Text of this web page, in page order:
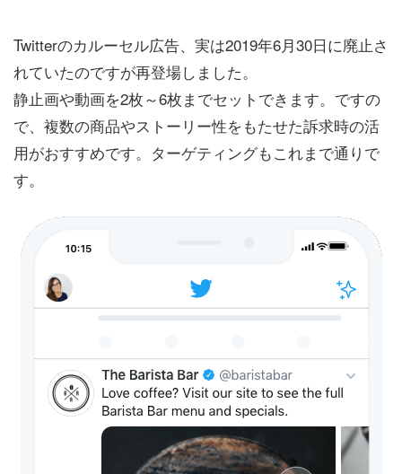
Twitterのカルーセル広告、実は2019年6月30日に廃止さ
れていたのですが再登場しました。
静止画や動画を2枚～6枚までセットできます。ですの
で、複数の商品やストーリー性をもたせた訴求時の活
用がおすすめです。ターゲティングもこれまで通りで
す。